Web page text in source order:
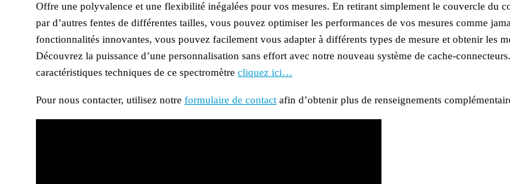
Offre une polyvalence et une flexibilité inégalées pour vos mesures. En retirant simplement le couvercle du
par d’autres fentes de différentes tailles, vous pouvez optimiser les performances de vos mesures comme
fonctionnalités innovantes, vous pouvez facilement vous adapter à différents types de mesure et obtenir les
Découvrez la puissance d’une personnalisation sans effort avec notre nouveau système de cache-
caractéristiques techniques de ce spectromètre cliquez ici…
Pour nous contacter, utilisez notre formulaire de contact afin d’obtenir plus de renseignements